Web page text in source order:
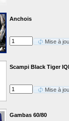
Anchois
Mise à
Scampi Black Tiger
Mise à
Gambas 60/80